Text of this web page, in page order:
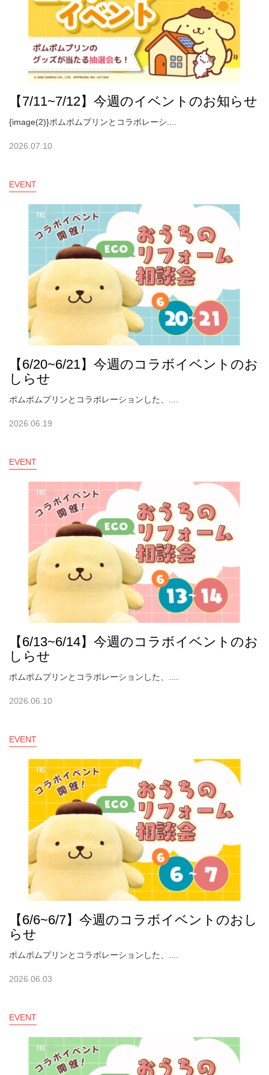
【7/11~7/12】今週のイベントのお知らせ
{image(2)}ポムポムプリンとコラボレーシ....
2026.07.10
EVENT
【6/20~6/21】今週のコラボイベントのお
しらせ
ポムポムプリンとコラボレーションした、....
2026.06.19
EVENT
【6/13~6/14】今週のコラボイベントのお
しらせ
ポムポムプリンとコラボレーションした、....
2026.06.10
EVENT
【6/6~6/7】今週のコラボイベントのおし
らせ
ポムポムプリンとコラボレーションした、....
2026.06.03
EVENT